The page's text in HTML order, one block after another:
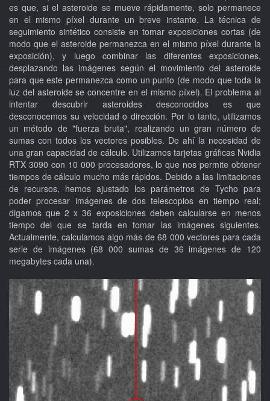
es que, si el asteroide se mueve rápidamente, solo permanece
en el mismo píxel durante un breve instante. La técnica de
seguimiento sintético consiste en tomar exposiciones cortas (de
modo que el asteroide permanezca en el mismo píxel durante la
exposición), y luego combinar las diferentes exposiciones,
desplazando las imágenes según el movimiento del asteroide
para que este permanezca como un punto (de modo que toda la
luz del asteroide se concentre en el mismo píxel). El problema al
intentar descubrir asteroides desconocidos es que
desconocemos su velocidad o dirección. Por lo tanto, utilizamos
un método de "fuerza bruta", realizando un gran número de
sumas con todos los vectores posibles. De ahí la necesidad de
una gran capacidad de cálculo. Utilizamos tarjetas gráficas Nvidia
RTX 3090 con 10 000 procesadores, lo que nos permite obtener
tiempos de cálculo mucho más rápidos. Debido a las limitaciones
de recursos, hemos ajustado los parámetros de Tycho para
poder procesar imágenes de dos telescopios en tiempo real;
digamos que 2 x 36 exposiciones deben calcularse en menos
tiempo del que se tarda en tomar las imágenes siguientes.
Actualmente, calculamos algo más de 68 000 vectores para cada
serie de imágenes (68 000 sumas de 36 imágenes de 120
megabytes cada una).